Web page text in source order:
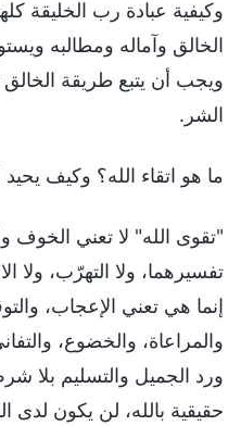
وكيفية عبادة رب الخليقة
الخالق وآماله ومطالبه
ويجب أن يتبع طريقة
الشر.
ما هو اتقاء الله؟ وكيف
"تقوى الله" لا تعني الخوف
تفسيرهما، ولا التهرّب، ولا
إنما هي تعني الإعجاب،
والمراعاة، والخضوع،
ورد الجميل والتسليم
حقيقية بالله، لن يكون لدى